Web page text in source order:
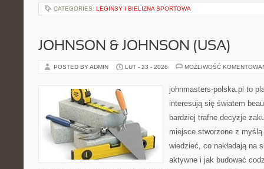
CATEGORIES: LEGINSY I BIELIZNA SPORTOWA
JOHNSON & JOHNSON (USA)
POSTED BY ADMIN LUT - 23 - 2026 MOŻLIWOŚĆ
johnmasters-polska.pl to
interesują się światem
bardziej trafne decyzje
miejsce stworzone z
wiedzieć, co nakładają na
aktywne i jak budować